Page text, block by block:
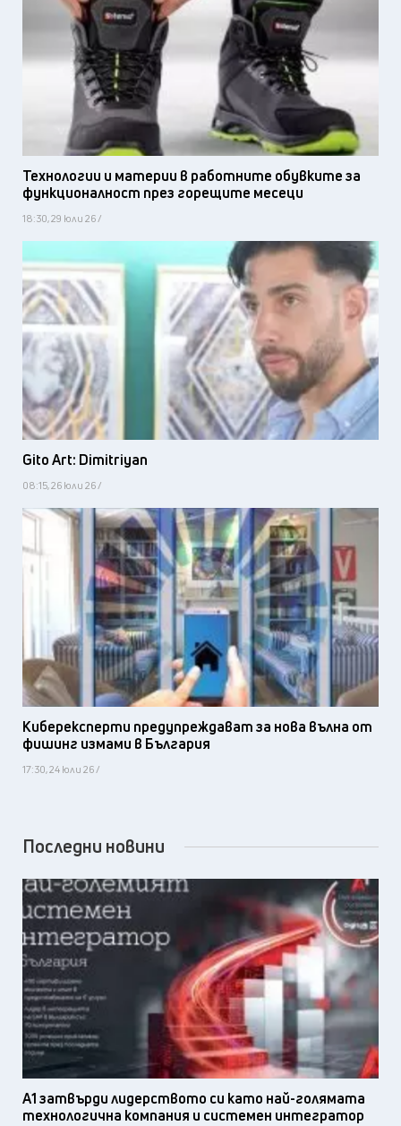
Технологии и материи в работните обувките за
функционалност през горещите месеци
18:30, 29 юли 26 /
Gito Art: Dimitriyan
08:15, 26 юли 26 /
Киберексперти предупреждават за нова вълна от
фишинг измами в България
17:30, 24 юли 26 /
Последни новини
А1 затвърди лидерството си като най-голямата
технологична компания и системен интегратор